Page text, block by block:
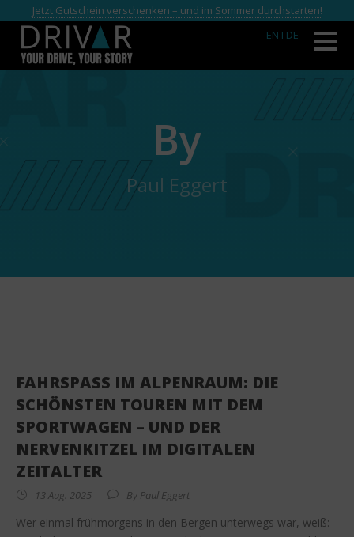
Jetzt Gutschein verschenken – und im Sommer durchstarten!
EN I DE
By
Paul Eggert
FAHRSPASS IM ALPENRAUM: DIE S
CHÖNSTEN TOUREN MIT DEM S
PORTWAGEN – UND DER N
ERVENKITZEL IM DIGITALEN Z
EITALTER
13 Aug. 2025 By Paul Eggert
Wer einmal frühmorgens in den Bergen unterwegs war, weiß: